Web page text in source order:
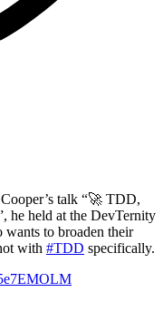
talk “🚀 TDD,
he held at the DevTernity
wants to broaden their
with #TDD specifically.